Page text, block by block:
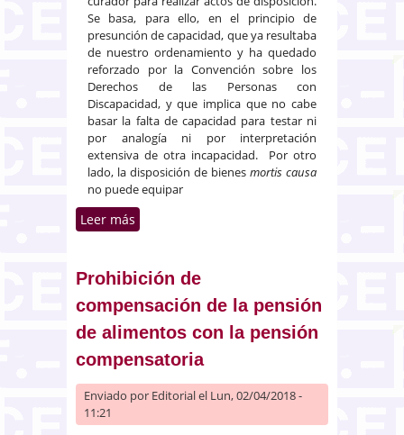
Se basa, para ello, en el principio de
presunción de capacidad, que ya resultaba
de nuestro ordenamiento y ha quedado
reforzado por la Convención sobre los
Derechos de las Personas con
Discapacidad, y que implica que no cabe
basar la falta de capacidad para testar ni
por analogía ni por interpretación
extensiva de otra incapacidad. Por otro
lado, la disposición de bienes mortis causa
no puede equipar
Leer más
sometida a curatela
Prohibición de
compensación de la pensión
de alimentos con la pensión
compensatoria
Enviado por Editorialel Lun, 02/04/2018 -
11:21